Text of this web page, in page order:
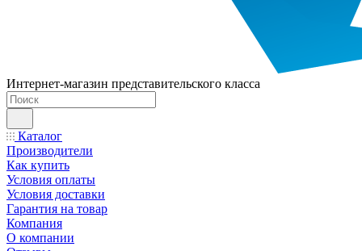
Интернет-магазин представительского класса
Каталог
Производители
Как купить
Условия оплаты
Условия доставки
Гарантия на товар
Компания
О компании